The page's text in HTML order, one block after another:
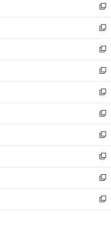
い
ウ
ィ
ン
ド
ウ
で
開
く
新
し
い
ウ
ィ
ン
ド
ウ
で
開
く
新
し
い
ウ
ィ
ン
ド
ウ
で
開
く
新
し
い
ウ
ィ
ン
ド
ウ
で
開
く
新
し
い
ウ
ィ
ン
ド
ウ
で
開
く
新
し
い
ウ
ィ
ン
ド
ウ
で
開
く
新
し
い
ウ
ィ
ン
ド
ウ
で
開
新
し
い
ウ
ィ
ン
ド
ウ
新
し
い
ウ
ィ
ン
新
し
い
ウ
新
し